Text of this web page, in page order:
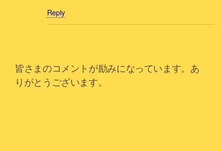
Reply
皆さまのコメントが励みになっています。あ
りがとうございます。